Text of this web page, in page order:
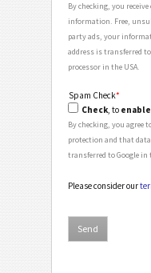
By checking, you
information. Free,
party ads, your
address is transferred
processor in the USA.
Spam Check*
Check, to
By checking, you agree
protection and that
transferred to Google in
Please consider our